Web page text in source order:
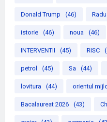
Donald Trump (46) Radu
istorie (46) noua (46)
INTERVENTII (45) RISC
petrol (45) Sa (44)
lovitura (44) orientul
Bacalaureat 2026 (43)